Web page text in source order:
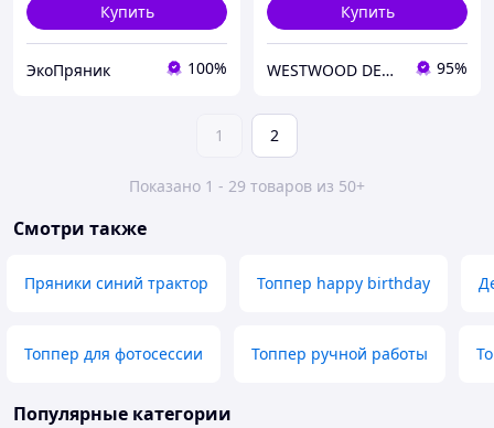
Купить
ЭкоПряник 100%
Купить
WESTWOOD DECOR 95%
1 2
Показано 1 - 29 товаров из 50+
Смотри также
Пряники синий трактор Топпер happy birthday
Топпер для фотосессии Топпер ручной работы
Популярные категории